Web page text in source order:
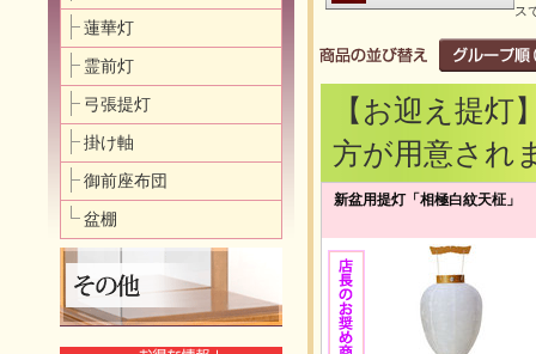
ス
【お迎え提
方が用意され
新盆用提灯「相極白紋天柾」
蓮華灯
霊前灯
弓張提灯
掛け軸
御前座布団
盆棚